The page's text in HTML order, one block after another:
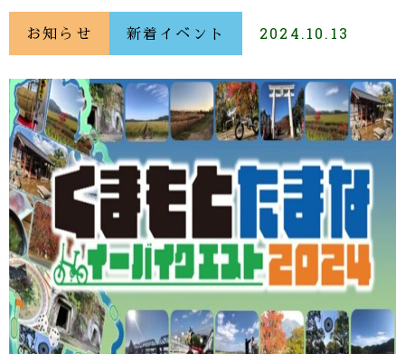
お知らせ 新着イベント 2024.10.13